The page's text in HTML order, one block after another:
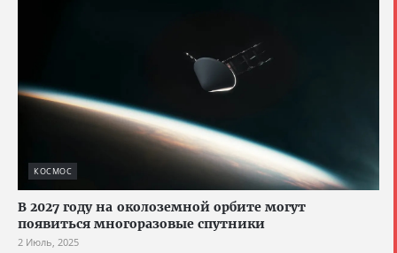
КОСМОС
В 2027 году на околоземной орбите могут
появиться многоразовые спутники
2 Июль, 2025